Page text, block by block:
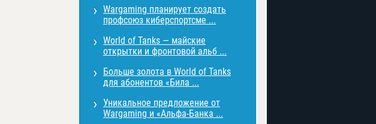
Wargaming планирует создать
профсоюз киберспортсме ...
World of Tanks — майские
открытки и фронтовой альб ...
Больше золота в World of Tanks
для абонентов «Била ...
Уникальное предложение от
Wargaming и «Альфа-Банка ...